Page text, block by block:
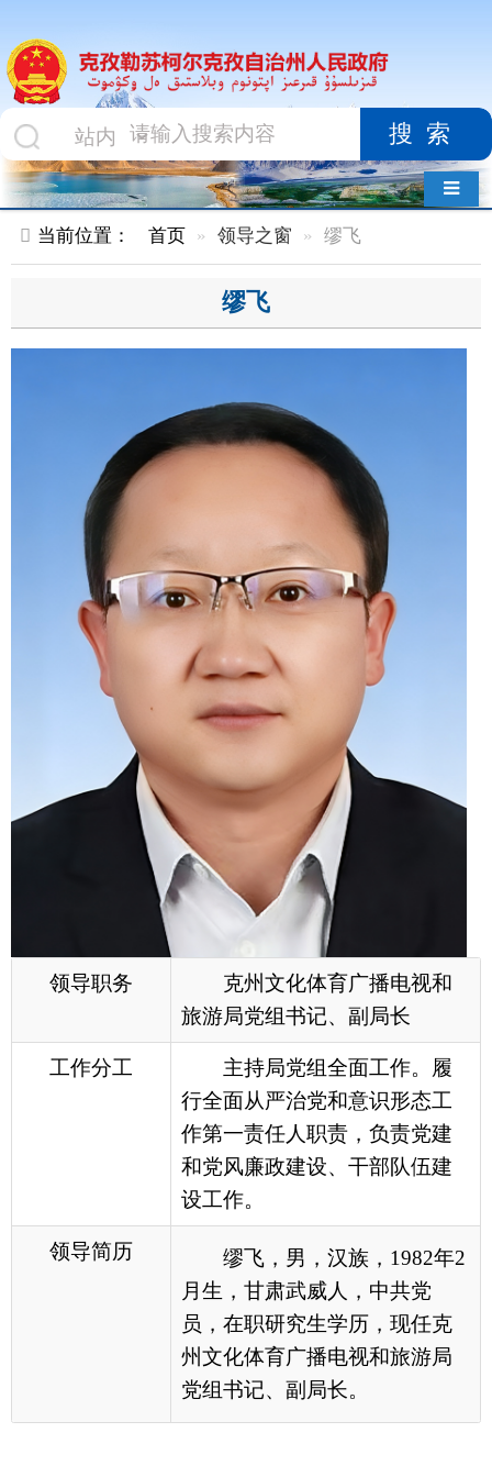
搜索
当前位置： 首页 领导之窗 缪飞
克州文化体育广播电视和
旅游局党组书记、副局长
主持局党组全面工作。履
行全面从严治党和意识形态工
作第一责任人职责，负责党建
和党风廉政建设、干部队伍建
领导简历
缪飞，男，汉族，1982年2
月生，甘肃武威人，中共党
员，在职研究生学历，现任克
州文化体育广播电视和旅游局
党组书记、副局长。
媒体
区政府部门
国家部委局